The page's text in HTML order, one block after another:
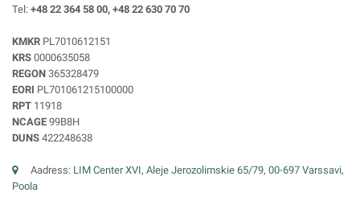
Tel: +48 22 364 58 00, +48 22 630 70 70
KMKR PL7010612151
KRS 0000635058
REGON 365328479
EORI PL701061215100000
RPT 11918
NCAGE 99B8H
DUNS 422248638
Aadress: LIM Center XVI, Aleje Jerozolimskie 65/79, 00-697 Varssavi,
Poola